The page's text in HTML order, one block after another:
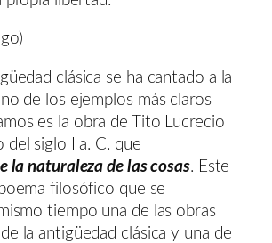
clásica se ha cantado a la
de los ejemplos más claros
es la obra de Tito Lucrecio
del siglo I a. C. que
la naturaleza de las cosas. Este
filosófico que se
tiempo una de las obras
la antigüedad clásica y una de